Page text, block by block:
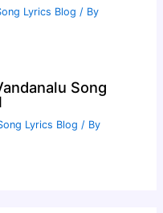
Lyrics Blog / By
Song
Lyrics Blog / By